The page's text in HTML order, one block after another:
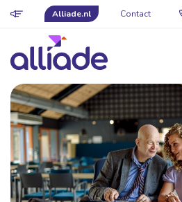
Alliade.nl Contact